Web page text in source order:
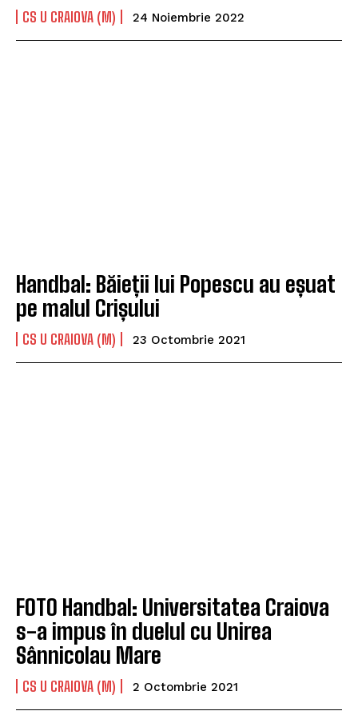
CS U CRAIOVA (M) 24 Noiembrie 2022
Handbal: Băieții lui Popescu au eșuat
pe malul Crișului
CS U CRAIOVA (M) 23 Octombrie 2021
FOTO Handbal: Universitatea Craiova
s-a impus în duelul cu Unirea
Sânnicolau Mare
CS U CRAIOVA (M) 2 Octombrie 2021